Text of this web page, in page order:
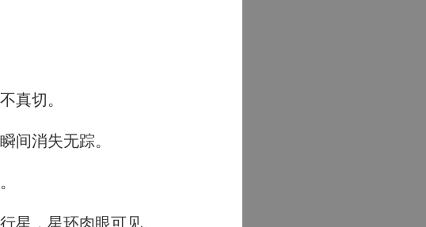
真切。
间消失无踪。
星，星环肉眼可见。